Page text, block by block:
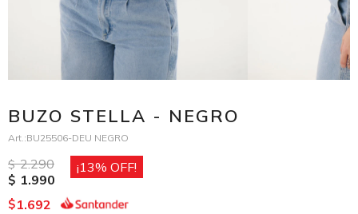
BUZO STELLA - NEGRO
BU25506-DEU NEGRO
$ 2.290
$ 1.990
13
$1.692